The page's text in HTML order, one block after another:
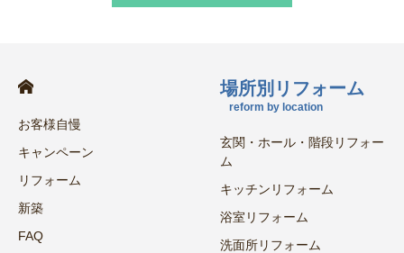
お客様自慢
キャンペーン
リフォーム
新築
FAQ
場所別リフォーム
reform by location
玄関・ホール・階段リフォー
ム
キッチンリフォーム
浴室リフォーム
洗面所リフォーム